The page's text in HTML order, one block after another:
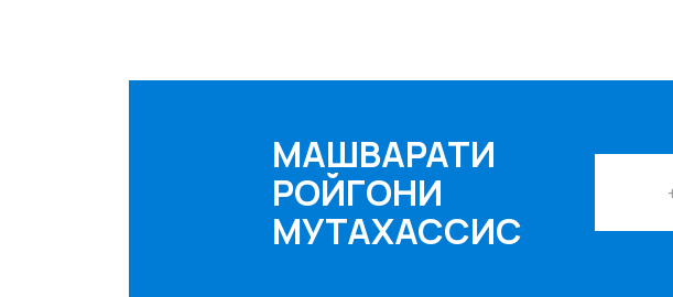
МАШВАРАТИ
РОЙГОНИ
МУТАХАССИС